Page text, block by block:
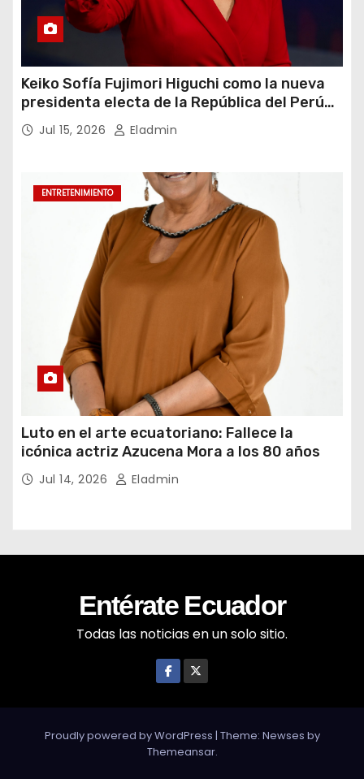
Keiko Sofía Fujimori Higuchi como la nueva
presidenta electa de la República del Perú
para el periodo constitucional 2026-2031
Jul 15, 2026 Eladmin
ENTRETENIMIENTO
Luto en el arte ecuatoriano: Fallece la
icónica actriz Azucena Mora a los 80 años
Jul 14, 2026 Eladmin
Entérate Ecuador
Todas las noticias en un solo sitio.
Proudly powered by WordPress | Theme: Newses by
Themeansar.